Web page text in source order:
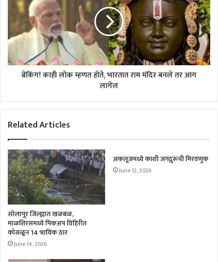
ब्रेकिंग! काही लोक म्हणत होते, भारतात राम मंदिर बनले तर आग
लागेल
Related Articles
सोलापूर जिल्ह्यात खळबळ,
माळशिरसमध्ये पिकअप विहिरीत
कोसळून 14 भाविक ठार
June 14, 2026
अकलूजमध्ये काशी जगद्गुरूंची मिरवणुक
June 12, 2026